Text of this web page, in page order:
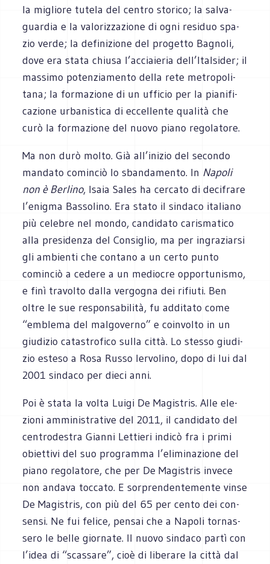
la migliore tutela del cen­tro sto­rico; la sal­va­
guar­dia e la valo­riz­za­zione di ogni resi­duo spa­
zio verde; la defi­ni­zione del pro­getto Bagnoli,
dove era stata chiusa l’acciaieria dell’Italsider; il
mas­simo poten­zia­mento della rete metro­po­li­
tana; la for­ma­zione di un uffi­cio per la pia­ni­fi­
ca­zione urba­ni­stica di eccel­lente qua­lità che
curò la for­ma­zione del nuovo piano regolatore.
Ma non durò molto. Già all’inizio del secondo
man­dato comin­ciò lo sban­da­mento. In Napoli
non è Ber­lino, Isaia Sales ha cer­cato di deci­frare
l’enigma Bas­so­lino. Era stato il sin­daco ita­liano
più cele­bre nel mondo, can­di­dato cari­sma­tico
alla pre­si­denza del Con­si­glio, ma per ingra­ziarsi
gli ambienti che con­tano a un certo punto
comin­ciò a cedere a un medio­cre oppor­tu­ni­smo,
e finì tra­volto dalla ver­go­gna dei rifiuti. Ben
oltre le sue respon­sa­bi­lità, fu addi­tato come
“emblema del mal­go­verno” e coin­volto in un
giu­di­zio cata­stro­fico sulla città. Lo stesso giu­di­
zio esteso a Rosa Russo Ier­vo­lino, dopo di lui dal
2001 sin­daco per dieci anni.
Poi è stata la volta Luigi De Magi­stris. Alle ele­
zioni ammi­ni­stra­tive del 2011, il can­di­dato del
cen­tro­de­stra Gianni Let­tieri indicò fra i primi
obiet­tivi del suo pro­gramma l’eliminazione del
piano rego­la­tore, che per De Magi­stris invece
non andava toc­cato. E sor­pren­den­te­mente vinse
De Magi­stris, con più del 65 per cento dei con­
sensi. Ne fui felice, pen­sai che a Napoli tor­nas­
sero le belle gior­nate. Il nuovo sin­daco partì con
l’idea di “scas­sare”, cioè di libe­rare la città dal